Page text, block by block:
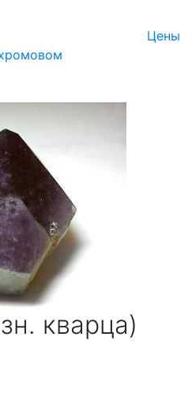
Цены
кварца)